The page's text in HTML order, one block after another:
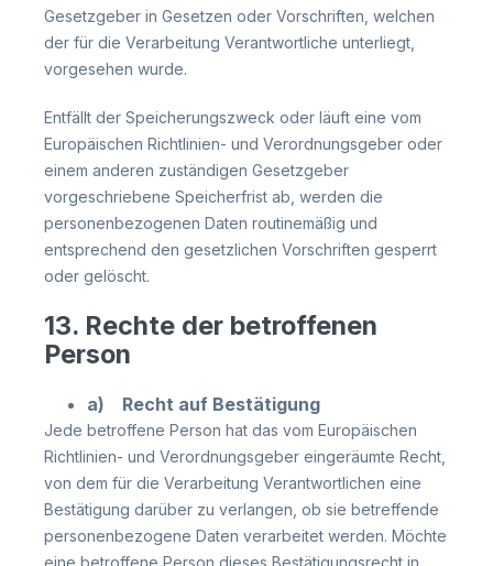
Gesetzgeber in Gesetzen oder Vorschriften, welchen
der für die Verarbeitung Verantwortliche unterliegt,
vorgesehen wurde.
Entfällt der Speicherungszweck oder läuft eine vom
Europäischen Richtlinien- und Verordnungsgeber oder
einem anderen zuständigen Gesetzgeber
vorgeschriebene Speicherfrist ab, werden die
personenbezogenen Daten routinemäßig und
entsprechend den gesetzlichen Vorschriften gesperrt
oder gelöscht.
13. Rechte der betroffenen
Person
a) Recht auf Bestätigung
Jede betroffene Person hat das vom Europäischen
Richtlinien- und Verordnungsgeber eingeräumte Recht,
von dem für die Verarbeitung Verantwortlichen eine
Bestätigung darüber zu verlangen, ob sie betreffende
personenbezogene Daten verarbeitet werden. Möchte
eine betroffene Person dieses Bestätigungsrecht in